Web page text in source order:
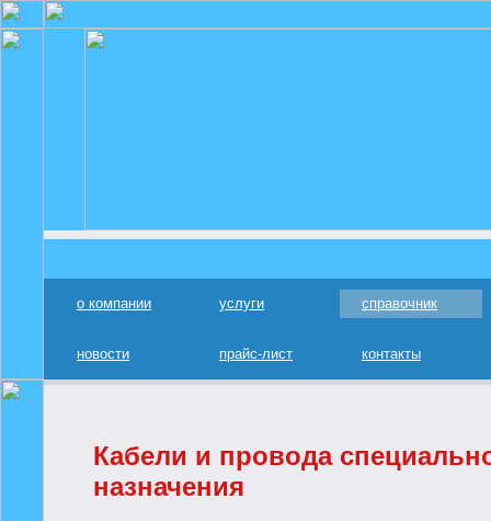
о компании услуги справочник
новости прайс-лист контакты
Кабели и провода
назначения